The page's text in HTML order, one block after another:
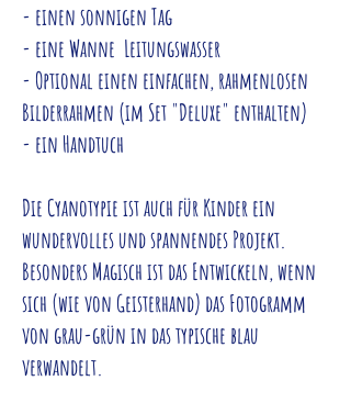
- einen sonnigen Tag
- eine Wanne Leitungswasser
- Optional einen einfachen, rahmenlosen
Bilderrahmen (im Set "Deluxe" enthalten)
- ein Handtuch
Die Cyanotypie ist auch für Kinder ein
wundervolles und spannendes Projekt.
Besonders Magisch ist das Entwickeln, wenn
sich (wie von Geisterhand) das Fotogramm
von grau-grün in das typische blau
verwandelt.